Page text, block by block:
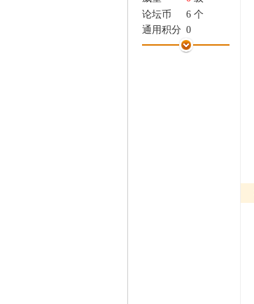
论坛币
6 个
通用积分 0
学术水平
1 点